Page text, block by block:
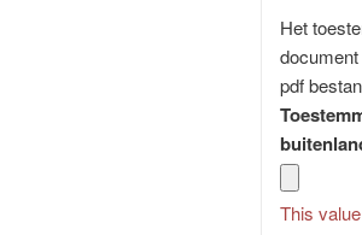
Het
pdf
This